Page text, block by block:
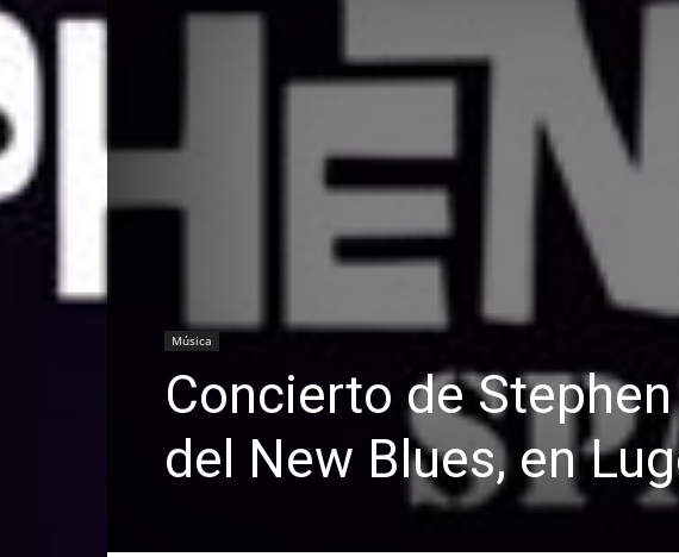
Música
Concierto de
del New Blues, en